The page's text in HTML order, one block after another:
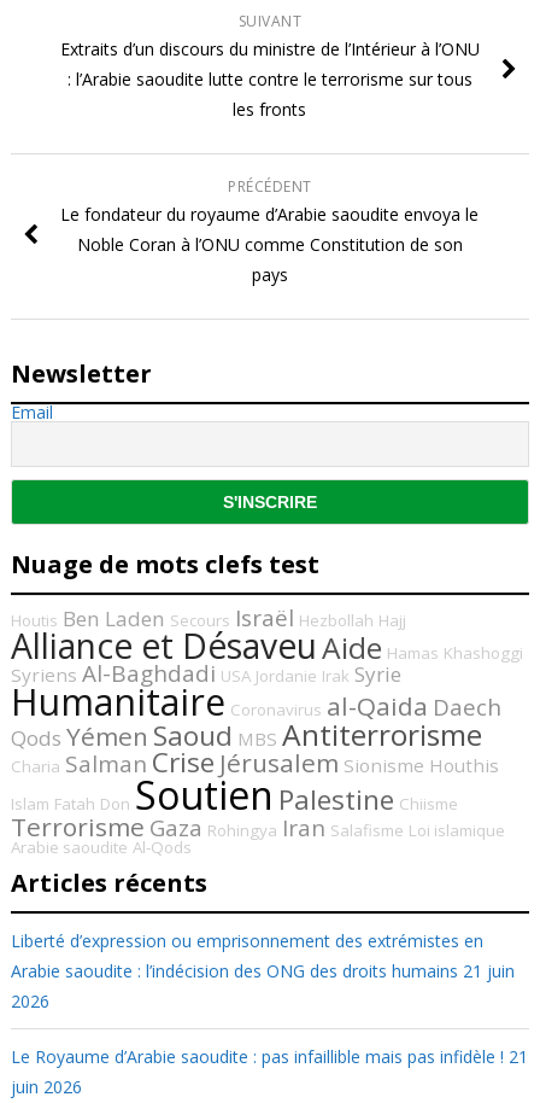
SUIVANT
Extraits d’un discours du ministre de l’Intérieur à l’ONU
: l’Arabie saoudite lutte contre le terrorisme sur tous
les fronts
PRÉCÉDENT
Le fondateur du royaume d’Arabie saoudite envoya le
Noble Coran à l’ONU comme Constitution de son
pays
Newsletter
Email
Nuage de mots clefs test
Houtis Ben Laden Secours Israël Hezbollah Hajj
Alliance et DésaveuAide Hamas Khashoggi
Syriens Al-Baghdadi USA Jordanie Irak Syrie
Humanitaire Coronavirus al-Qaida Daech
Qods Yémen Saoud MBS Antiterrorisme
Charia Salman Crise Jérusalem Sionisme Houthis
Islam Fatah Don Soutien Palestine Chiisme
Terrorisme Gaza Rohingya Iran Salafisme Loi islamique
Arabie saoudite Al-Qods
Articles récents
Liberté d’expression ou emprisonnement des extrémistes en
Arabie saoudite : l’indécision des ONG des droits humains 21 juin
2026
Le Royaume d’Arabie saoudite : pas infaillible mais pas infidèle ! 21
juin 2026